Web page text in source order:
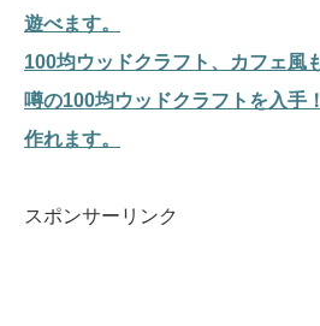
遊べます。
100均ウッドクラフト、カフェ風
噂の100均ウッドクラフトを入手
作れます。
スポンサーリンク